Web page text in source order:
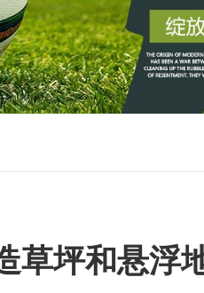
草坪和悬浮